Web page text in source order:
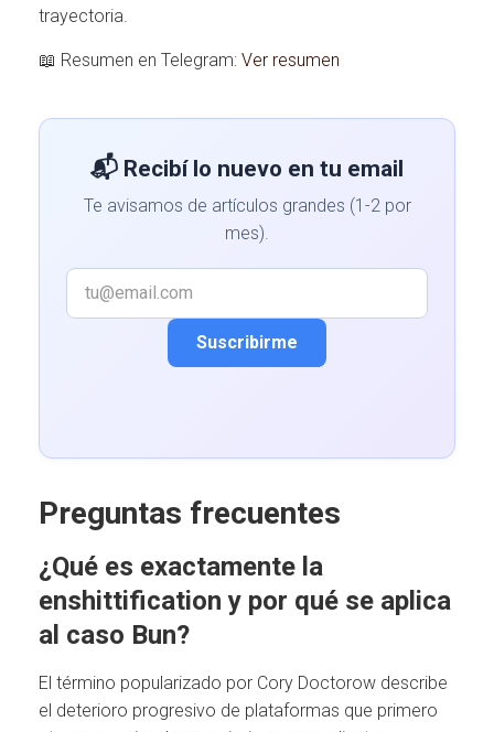
trayectoria.
📖 Resumen en Telegram: Ver resumen
📬 Recibí lo nuevo en tu email
Te avisamos de artículos grandes (1-2 por
mes).
Suscribirme
Preguntas frecuentes
¿Qué es exactamente la
enshittification y por qué se aplica
al caso Bun?
El término popularizado por Cory Doctorow describe
el deterioro progresivo de plataformas que primero